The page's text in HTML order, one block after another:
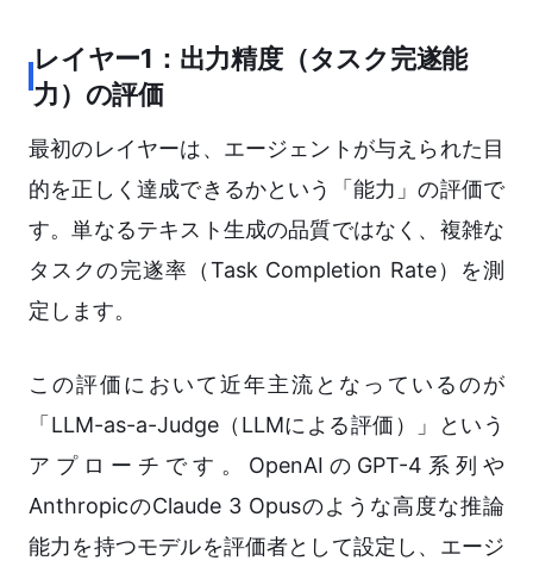
レイヤー1：出力精度（タスク完遂能
力）の評価
最初のレイヤーは、エージェントが与えられた目
的を正しく達成できるかという「能力」の評価で
す。単なるテキスト生成の品質ではなく、複雑な
タスクの完遂率（Task Completion Rate）を測
定します。
この評価において近年主流となっているのが
「LLM-as-a-Judge（LLMによる評価）」という
アプローチです。OpenAIのGPT-4系列や
AnthropicのClaude 3 Opusのような高度な推論
能力を持つモデルを評価者として設定し、エージ